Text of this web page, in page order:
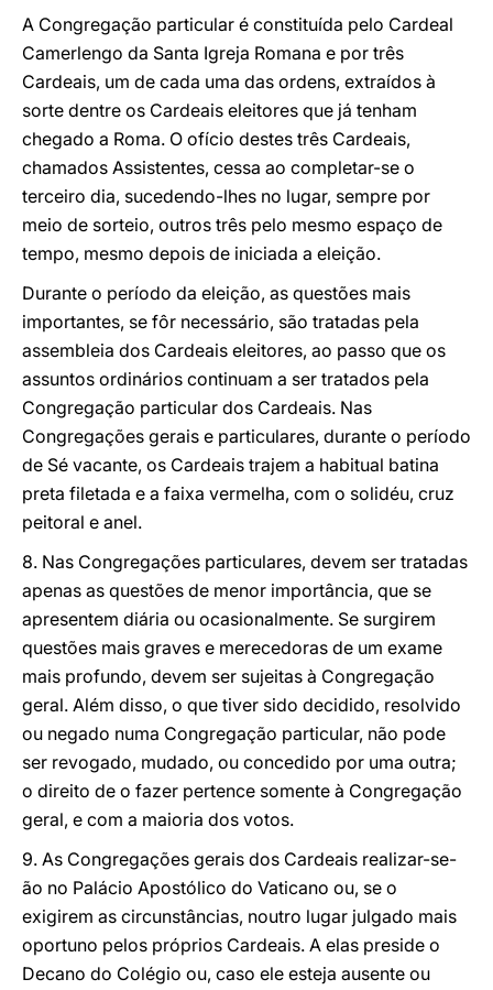
A Congregação particular é constituída pelo Cardeal
Camerlengo da Santa Igreja Romana e por três
Cardeais, um de cada uma das ordens, extraídos à
sorte dentre os Cardeais eleitores que já tenham
chegado a Roma. O ofício destes três Cardeais,
chamados Assistentes, cessa ao completar-se o
terceiro dia, sucedendo-lhes no lugar, sempre por
meio de sorteio, outros três pelo mesmo espaço de
tempo, mesmo depois de iniciada a eleição.
Durante o período da eleição, as questões mais
importantes, se fôr necessário, são tratadas pela
assembleia dos Cardeais eleitores, ao passo que os
assuntos ordinários continuam a ser tratados pela
Congregação particular dos Cardeais. Nas
Congregações gerais e particulares, durante o período
de Sé vacante, os Cardeais trajem a habitual batina
preta filetada e a faixa vermelha, com o solidéu, cruz
peitoral e anel.
8. Nas Congregações particulares, devem ser tratadas
apenas as questões de menor importância, que se
apresentem diária ou ocasionalmente. Se surgirem
questões mais graves e merecedoras de um exame
mais profundo, devem ser sujeitas à Congregação
geral. Além disso, o que tiver sido decidido, resolvido
ou negado numa Congregação particular, não pode
ser revogado, mudado, ou concedido por uma outra;
o direito de o fazer pertence somente à Congregação
geral, e com a maioria dos votos.
9. As Congregações gerais dos Cardeais realizar-se-
ão no Palácio Apostólico do Vaticano ou, se o
exigirem as circunstâncias, noutro lugar julgado mais
oportuno pelos próprios Cardeais. A elas preside o
Decano do Colégio ou, caso ele esteja ausente ou